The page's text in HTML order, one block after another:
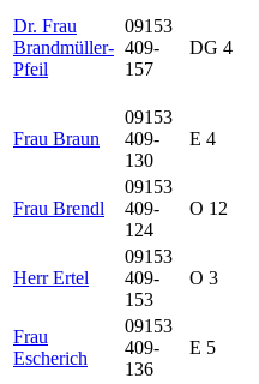
Dr. Frau
Brandmüller-
Pfeil
09153
409-
157
DG 4
Frau Braun
09153
409-
130
E 4
Frau Brendl
09153
409-
124
O 12
Herr Ertel
09153
409-
153
O 3
Frau
Escherich
09153
409-
136
E 5